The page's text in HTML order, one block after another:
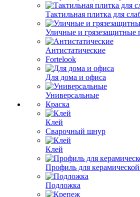
Тактильная плитка для
Уличные и грязезащитные
Антистатические
Fortelook
Для дома и офиса
Универсальные
Краска
Клей
Сварочный шнур
Клей
Профиль для
Подложка